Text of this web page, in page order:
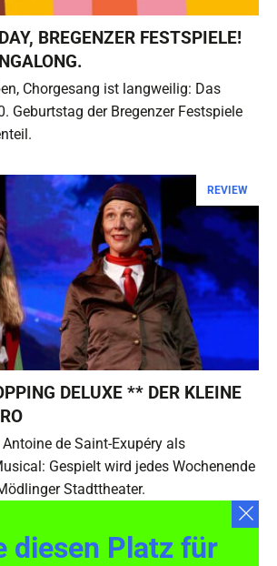
BREGENZER FESTSPIELE!
Chorgesang ist langweilig: Das
Geburtstag der Bregenzer Festspiele
REVIEW
DELUXE ** DER KLEINE
de Saint-Exupéry als
Gespielt wird jedes Wochenende
Stadttheater.
diesen Platz für